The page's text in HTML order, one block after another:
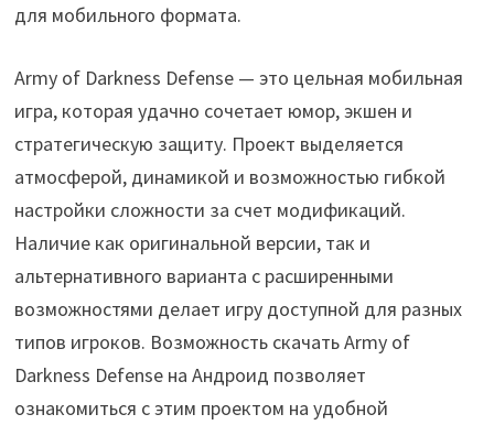
для мобильного формата.
Army of Darkness Defense — это цельная мобильная
игра, которая удачно сочетает юмор, экшен и
стратегическую защиту. Проект выделяется
атмосферой, динамикой и возможностью гибкой
настройки сложности за счет модификаций.
Наличие как оригинальной версии, так и
альтернативного варианта с расширенными
возможностями делает игру доступной для разных
типов игроков. Возможность скачать Army of
Darkness Defense на Андроид позволяет
ознакомиться с этим проектом на удобной